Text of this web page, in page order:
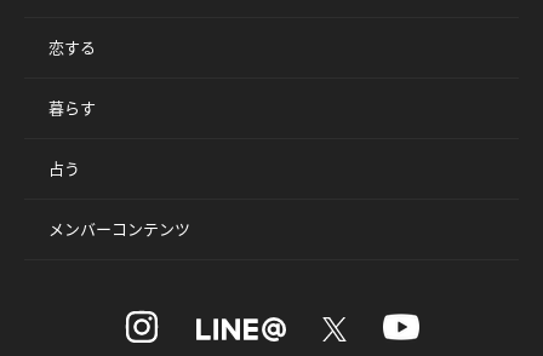
恋する
暮らす
占う
メンバーコンテンツ